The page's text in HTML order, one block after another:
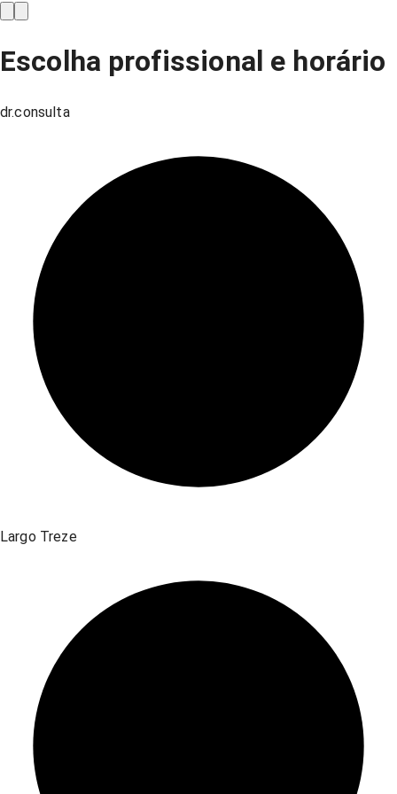
Escolha profissional e horário
dr.consulta
Largo Treze